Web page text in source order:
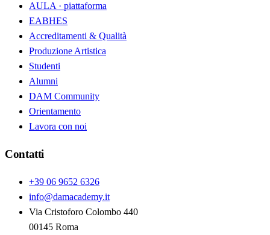
AULA · piattaforma
EABHES
Accreditamenti & Qualità
Produzione Artistica
Studenti
Alumni
DAM Community
Orientamento
Lavora con noi
Contatti
+39 06 9652 6326
info@damacademy.it
Via Cristoforo Colombo 440
00145 Roma